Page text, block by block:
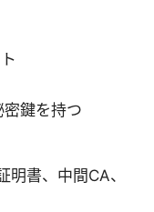
密鍵を持つ
書、中間CA、